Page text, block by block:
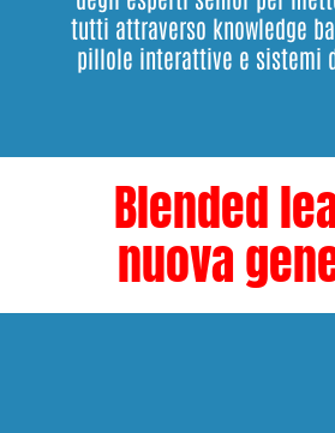
tutti attraverso knowledge
pillole interattive e sistemi
Blended
nuova